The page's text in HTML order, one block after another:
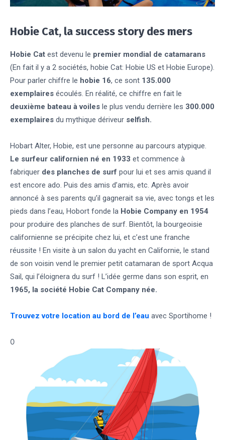
Hobie Cat, la success story des mers
Hobie Cat est devenu le premier mondial de catamarans
(En fait il y a 2 sociétés, hobie Cat: Hobie US et Hobie Europe).
Pour parler chiffre le hobie 16, ce sont 135.000
exemplaires écoulés. En réalité, ce chiffre en fait le
deuxième bateau à voiles le plus vendu derrière les 300.000
exemplaires du mythique dériveur selfish.
Hobart Alter, Hobie, est une personne au parcours atypique.
Le surfeur californien né en 1933 et commence à
fabriquer des planches de surf pour lui et ses amis quand il
est encore ado. Puis des amis d’amis, etc. Après avoir
annoncé à ses parents qu’il gagnerait sa vie, avec tongs et les
pieds dans l’eau, Hobort fonde la Hobie Company en 1954
pour produire des planches de surf. Bientôt, la bourgeoisie
californienne se précipite chez lui, et c’est une franche
réussite ! En visite à un salon du yacht en Californie, le stand
de son voisin vend le premier petit catamaran de sport Acqua
Sail, qui l’éloignera du surf ! L’idée germe dans son esprit, en
1965, la société Hobie Cat Company née.
Trouvez votre location au bord de l’eau avec Sportihome !
0